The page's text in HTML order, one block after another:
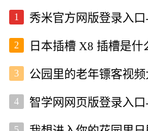
1
2 日本插槽 X8 插槽是什
3
4